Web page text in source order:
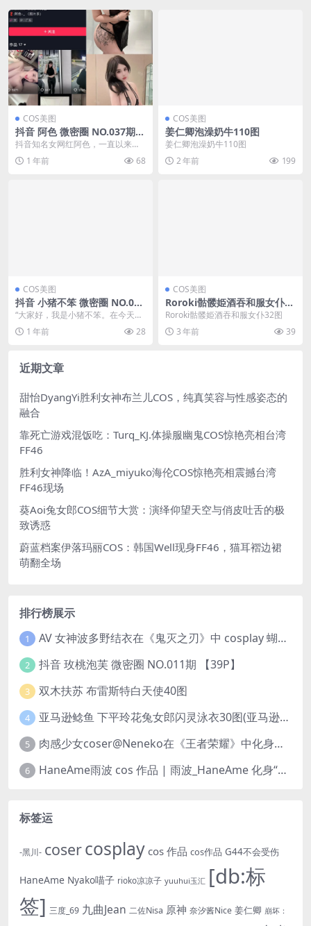
COS美图
抖音 阿色 微密圈 NO.037期
【17P2V】最新至：2024.9.1
3
抖音知名女网红阿色，一直以来都
以独特的风格和内容吸引着众多粉
丝的关注。在她的微密...
1 年前 68
COS美图
姜仁卿泡澡奶牛110图
姜仁卿泡澡奶牛110图
2 年前
199
COS美图
抖音 小猪不笨 微密圈 NO.005
期 【93P13V】(抖音小猪不
笨)
“大家好，我是小猪不笨。在今天的
抖音和微密圈分享中，我将为大家
带来第...
1 年前 28
COS美图
Roroki骷髅姫酒吞和服女仆32
图
Roroki骷髅姫酒吞和服女仆32图
3 年前
39
近期文章
甜怡DyangYi胜利女神布兰儿COS，纯真笑容与性感姿态的
融合
靠死亡游戏混饭吃：Turq_KJ.体操服幽鬼COS惊艳亮相台湾
FF46
胜利女神降临！AzA_miyuko海伦COS惊艳亮相震撼台湾
FF46现场
葵Aoi兔女郎COS细节大赏：演绎仰望天空与俏皮吐舌的极
致诱惑
蔚蓝档案伊落玛丽COS：韩国Well现身FF46，猫耳褶边裙
萌翻全场
排行榜展示
1 AV 女神波多野结衣在《鬼灭之刃》中 cosplay 蝴蝶忍 Kochou Shinobu
2 抖音 玫桃泡芙 微密圈 NO.011期 【39P】
3 双木扶苏 布雷斯特白天使40图
4 亚马逊鲶鱼 下平玲花兔女郎闪灵泳衣30图(亚马逊巨型鲶鱼视频)
5 肉感少女coser@Neneko在《王者荣耀》中化身魅力迷人的貂蝉
6 HaneAme雨波 cos 作品 | 雨波_HaneAme 化身“美丽女神”阿佛洛狄忒
标签运
-黑川- cosercosplay cos 作品 cos作品 G44不会受伤
HaneAme Nyako喵子 rioko凉凉子 yuuhui玉汇 [db:标
签] 三度_69 九曲Jean 二佐Nisa 原神 奈汐酱Nice 姜仁卿 崩坏：